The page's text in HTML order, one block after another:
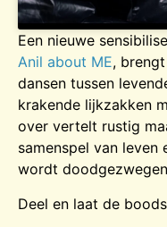
Een nieuwe
Anil about ME,
dansen tussen
krakende lijkzakken
over vertelt rustig
samenspel van
wordt
Deel en laat de